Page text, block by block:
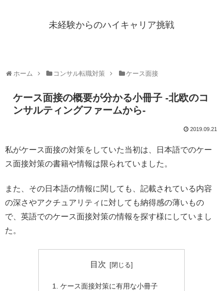
未経験からのハイキャリア挑戦
ホーム コンサル転職対策 ケース面接
ケース面接の概要が分かる小冊子 -北欧のコ
ンサルティングファームから-
2019.09.21
私がケース面接の対策をしていた当初は、日本語でのケー
ス面接対策の書籍や情報は限られていました。
また、その日本語の情報に関しても、記載されている内容
の深さやアクチュアリティに対しても納得感の薄いもの
で、英語でのケース面接対策の情報を探す様にしていまし
た。
目次
ケース面接対策に有用な小冊子